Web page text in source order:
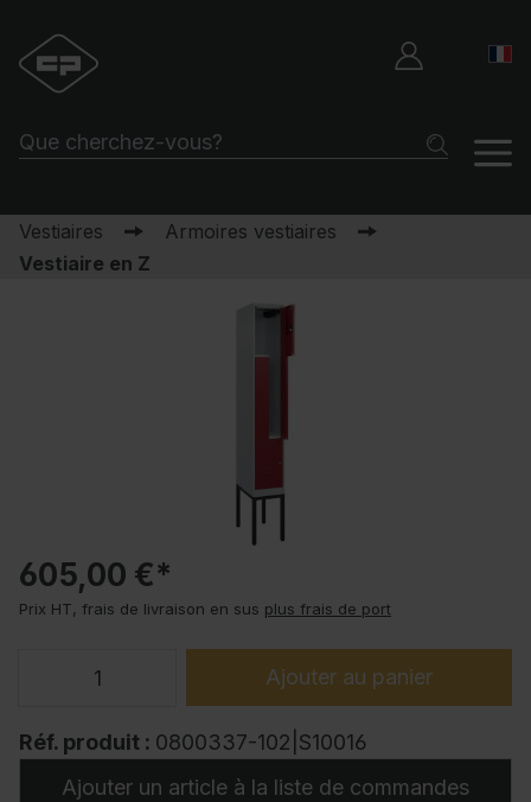
Vestiaires
Armoires vestiaires
Vestiaire en Z
605,00 €*
Prix HT, frais de livraison en sus plus frais de port
Ajouter au panier
Réf. produit : 0800337-102|S10016
Ajouter un article à la liste de commandes